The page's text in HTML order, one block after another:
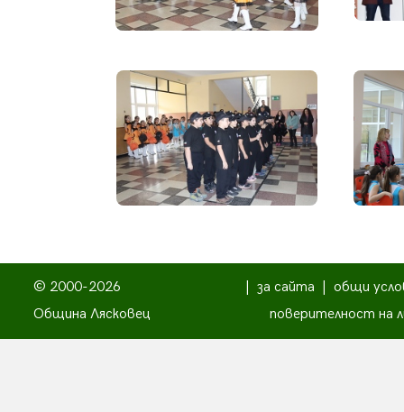
© 2000-2026
Община Лясковец
за сайта
общи
поверителност на